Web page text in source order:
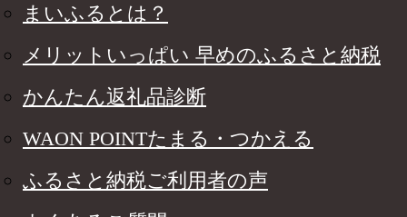
まいふるとは？
メリットいっぱい 早めのふるさと納税
かんたん返礼品診断
WAON POINTたまる・つかえる
ふるさと納税ご利用者の声